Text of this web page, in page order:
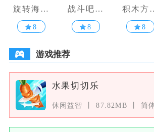
旋转海盗
船
8
战斗吧精
灵
8
积木方
叠叠乐
8
游戏推荐
水果切切乐
休闲益智 87.82MB 简